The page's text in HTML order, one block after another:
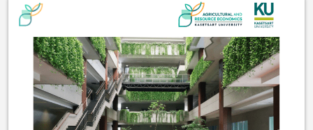
ลิงก์ตามแนบ:
https://drive.google.com/file/d/1Ie5xPKu_vM37KGc7...